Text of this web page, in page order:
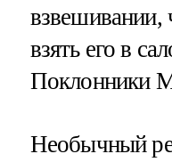
взвешивании,
взять его в
Поклонники
Необычный